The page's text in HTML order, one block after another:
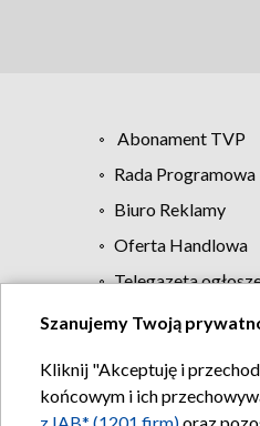
Abonament TVP
Rada Programowa
Biuro Reklamy
Oferta Handlowa
Telegazeta
Szanujemy Twoją
Kliknij "Akceptuję i
końcowym i ich